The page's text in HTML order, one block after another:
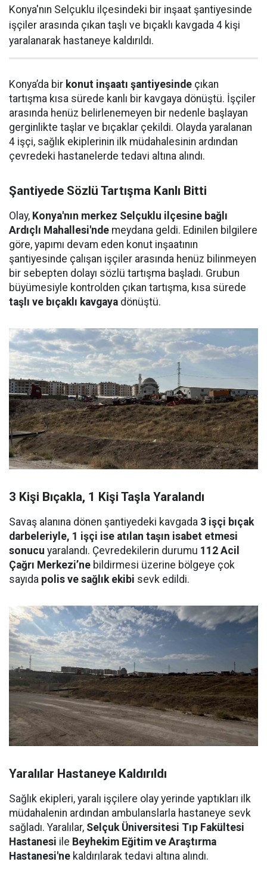
Konya'nın Selçuklu ilçesindeki bir inşaat şantiyesinde
işçiler arasında çıkan taşlı ve bıçaklı kavgada 4 kişi
yaralanarak hastaneye kaldırıldı.
Konya’da bir konut inşaatı şantiyesinde çıkan
tartışma kısa sürede kanlı bir kavgaya dönüştü. İşçiler
arasında henüz belirlenemeyen bir nedenle başlayan
gerginlikte taşlar ve bıçaklar çekildi. Olayda yaralanan
4 işçi, sağlık ekiplerinin ilk müdahalesinin ardından
çevredeki hastanelerde tedavi altına alındı.
Şantiyede Sözlü Tartışma Kanlı Bitti
Olay, Konya'nın merkez Selçuklu ilçesine bağlı
Ardıçlı Mahallesi'nde meydana geldi. Edinilen bilgilere
göre, yapımı devam eden konut inşaatının
şantiyesinde çalışan işçiler arasında henüz bilinmeyen
bir sebepten dolayı sözlü tartışma başladı. Grubun
büyümesiyle kontrolden çıkan tartışma, kısa sürede
taşlı ve bıçaklı kavgaya dönüştü.
3 Kişi Bıçakla, 1 Kişi Taşla Yaralandı
Savaş alanına dönen şantiyedeki kavgada 3 işçi bıçak
darbeleriyle, 1 işçi ise atılan taşın isabet etmesi
sonucu yaralandı. Çevredekilerin durumu 112 Acil
Çağrı Merkezi’ne bildirmesi üzerine bölgeye çok
sayıda polis ve sağlık ekibi sevk edildi.
Yaralılar Hastaneye Kaldırıldı
Sağlık ekipleri, yaralı işçilere olay yerinde yaptıkları ilk
müdahalenin ardından ambulanslarla hastaneye sevk
sağladı. Yaralılar, Selçuk Üniversitesi Tıp Fakültesi
Hastanesi ile Beyhekim Eğitim ve Araştırma
Hastanesi'ne kaldırılarak tedavi altına alındı.